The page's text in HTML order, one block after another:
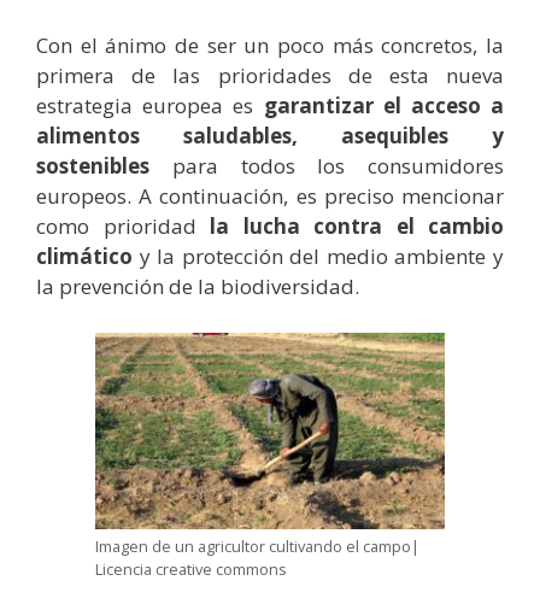
Con el ánimo de ser un poco más concretos, la
primera de las prioridades de esta nueva
estrategia europea es garantizar el acceso a
alimentos saludables, asequibles y
sostenibles para todos los consumidores
europeos. A continuación, es preciso mencionar
como prioridad la lucha contra el cambio
climático y la protección del medio ambiente y
la prevención de la biodiversidad.
Imagen de un agricultor cultivando el campo|
Licencia creative commons